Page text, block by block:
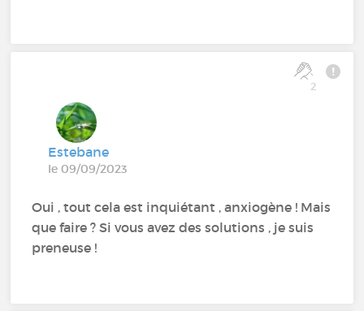
2
Estebane
le 09/09/2023
Oui , tout cela est inquiétant , anxiogène ! Mais
que faire ? Si vous avez des solutions , je suis
preneuse !